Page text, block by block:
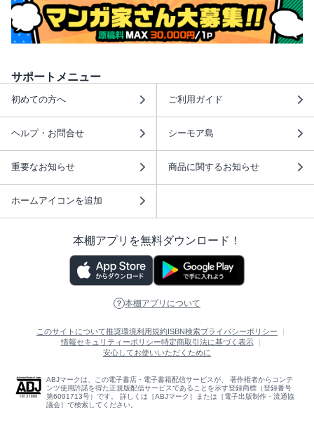
サポートメニュー
初めての方へ ご利用ガイド
ヘルプ・お問合せ シーモア島
重要なお知らせ 商品に関するお知らせ
ホームアイコンを追加
本棚アプリを無料ダウンロード！
本棚アプリについて
このサイトについて推奨環境利用規約ISBN検索プライバシーポリシー
情報セキュリティーポリシー特定商取引法に基づく表示
安心してお使いいただくために
ABJマークは、この電子書店・電子書籍配信サービスが、 著作権者からコンテ
ンツ使用許諾を得た正規版配信サービスであることを示す登録商標（登録番号
第6091713号）です。 詳しくは［ABJマーク］または［電子出版制作・流通協
議会］で検索してください。